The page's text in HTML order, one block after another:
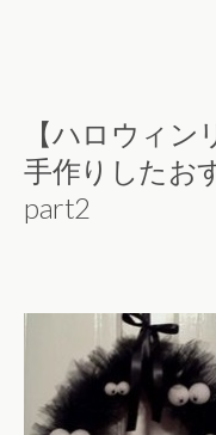
【ハロウィ
手作りしたお
part2